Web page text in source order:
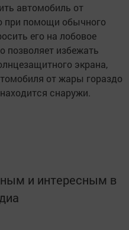
автомобиль от
при помощи обычного
его на лобовое
позволяет избежать
экрана,
от жары гораздо
снаружи.
и интересным в